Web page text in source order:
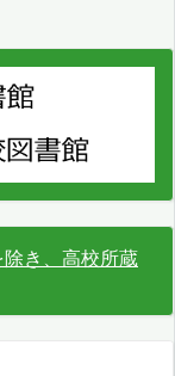
き、高校所蔵